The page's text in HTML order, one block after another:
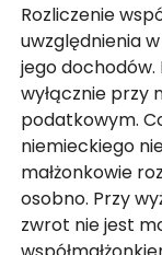
Rozliczenie
uwzględnienia
jego dochodów.
wyłącznie przy
podatkowym.
niemieckiego
małżonkowie
osobno. Przy
zwrot nie jest